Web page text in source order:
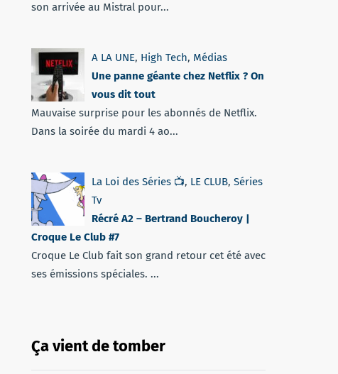
son arrivée au Mistral pour...
A LA UNE, High Tech, Médias
Une panne géante chez Netflix ? On
vous dit tout
Mauvaise surprise pour les abonnés de Netflix.
Dans la soirée du mardi 4 ao...
La Loi des Séries 📺, LE CLUB, Séries
Tv
Récré A2 – Bertrand Boucheroy |
Croque Le Club #7
Croque Le Club fait son grand retour cet été avec
ses émissions spéciales. ...
Ça vient de tomber